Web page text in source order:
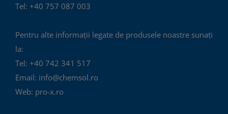
Tel: +40 757 087 003
Pentru alte informații legate de produsele noastre sunați
la:
Tel: +40 742 341 517
Email: info@chemsol.ro
Web: pro-x.ro